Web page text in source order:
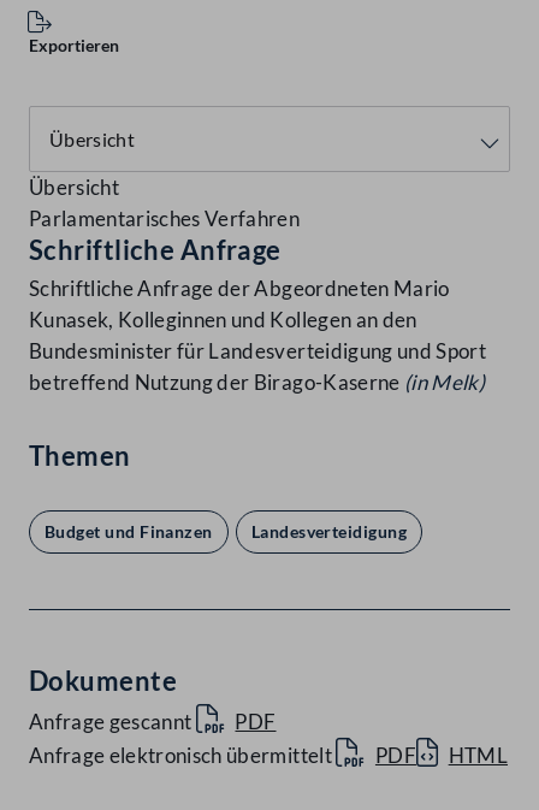
Exportieren
Übersicht
Parlamentarisches Verfahren
Schriftliche Anfrage
Schriftliche Anfrage der Abgeordneten Mario
Kunasek, Kolleginnen und Kollegen an den
Bundesminister für Landesverteidigung und Sport
betreffend Nutzung der Birago-Kaserne (in Melk)
Themen
Budget und Finanzen Landesverteidigung
Dokumente
Anfrage gescannt
PDF
Anfrage elektronisch übermittelt
PDF HTML